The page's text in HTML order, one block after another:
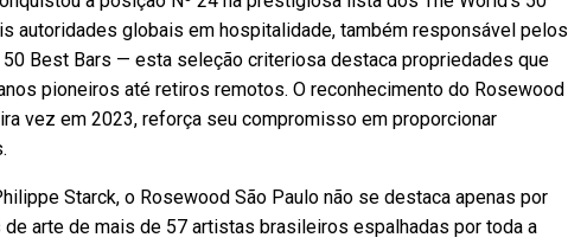
autoridades globais em hospitalidade, também responsável pelos
50 Best Bars — esta seleção criteriosa destaca propriedades que
pioneiros até retiros remotos. O reconhecimento do Rosewood
vez em 2023, reforça seu compromisso em proporcionar
Starck, o Rosewood São Paulo não se destaca apenas por
arte de mais de 57 artistas brasileiros espalhadas por toda a